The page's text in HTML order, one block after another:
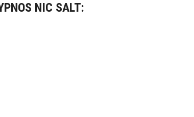
NIC SALT: